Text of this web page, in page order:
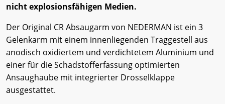
nicht explosionsfähigen Medien.
Der Original CR Absaugarm von NEDERMAN ist ein 3
Gelenkarm mit einem innenliegenden Traggestell aus
anodisch oxidiertem und verdichtetem Aluminium und
einer für die Schadstofferfassung optimierten
Ansaughaube mit integrierter Drosselklappe
ausgestattet.